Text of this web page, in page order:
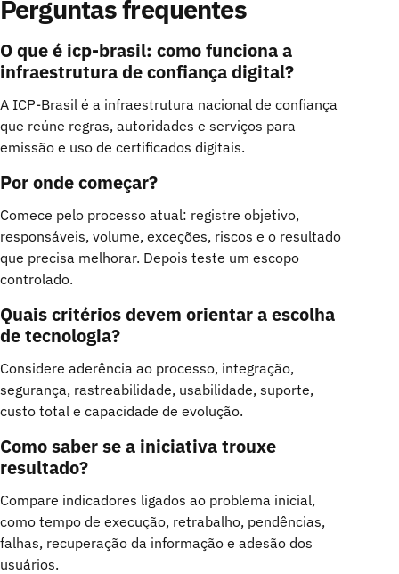
Perguntas frequentes
O que é icp-brasil: como funciona a
infraestrutura de confiança digital?
A ICP-Brasil é a infraestrutura nacional de confiança
que reúne regras, autoridades e serviços para
emissão e uso de certificados digitais.
Por onde começar?
Comece pelo processo atual: registre objetivo,
responsáveis, volume, exceções, riscos e o resultado
que precisa melhorar. Depois teste um escopo
controlado.
Quais critérios devem orientar a escolha
de tecnologia?
Considere aderência ao processo, integração,
segurança, rastreabilidade, usabilidade, suporte,
custo total e capacidade de evolução.
Como saber se a iniciativa trouxe
resultado?
Compare indicadores ligados ao problema inicial,
como tempo de execução, retrabalho, pendências,
falhas, recuperação da informação e adesão dos
usuários.